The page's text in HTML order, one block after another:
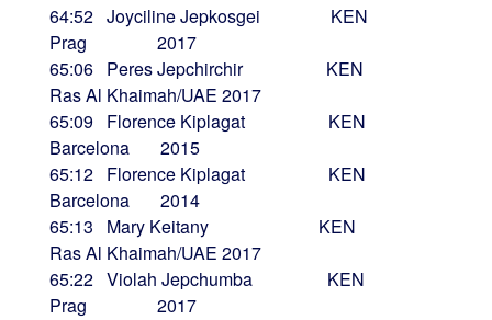
64:52 Joyciline Jepkosgei KEN
Prag 2017
65:06 Peres Jepchirchir KEN
Ras Al Khaimah/UAE 2017
65:09 Florence Kiplagat KEN
Barcelona 2015
65:12 Florence Kiplagat KEN
Barcelona 2014
65:13 Mary Keitany KEN
Ras Al Khaimah/UAE 2017
65:22 Violah Jepchumba KEN
Prag 2017